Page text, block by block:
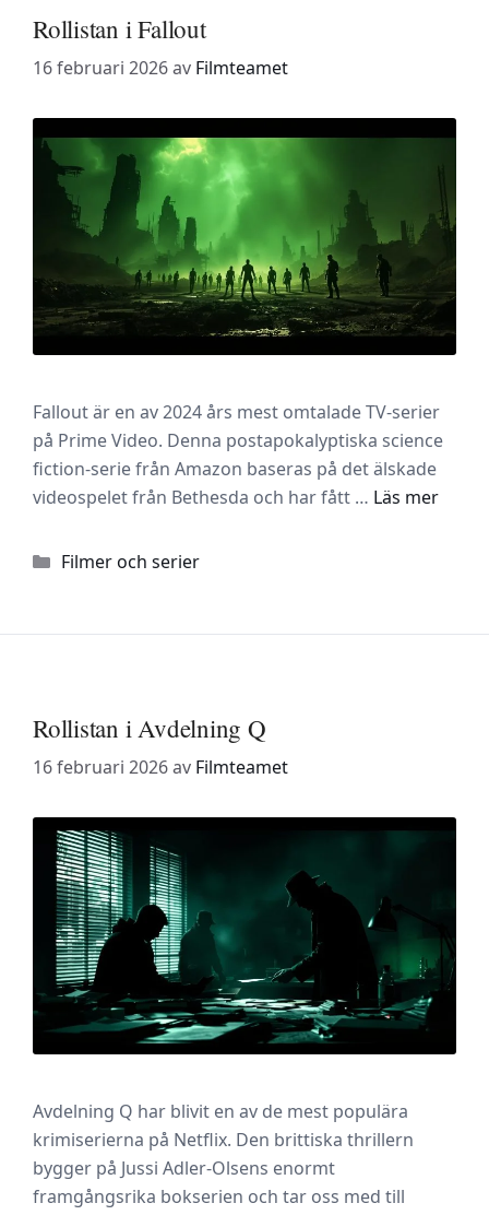
Rollistan i Fallout
16 februari 2026av Filmteamet
Fallout är en av 2024 års mest omtalade TV-serier
på Prime Video. Denna postapokalyptiska science
fiction-serie från Amazon baseras på det älskade
videospelet från Bethesda och har fått … Läs mer
Kategorier
Filmer och serier
Rollistan i Avdelning Q
16 februari 2026av Filmteamet
Avdelning Q har blivit en av de mest populära
krimiserierna på Netflix. Den brittiska thrillern
bygger på Jussi Adler-Olsens enormt
framgångsrika bokserien och tar oss med till